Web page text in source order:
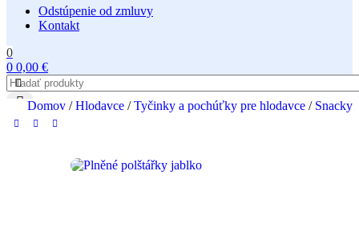
Odstúpenie od zmluvy
Kontakt
0
0 0,00 €
Domov / Hlodavce / Tyčinky a pochúťky pre hlodavce / Snacky